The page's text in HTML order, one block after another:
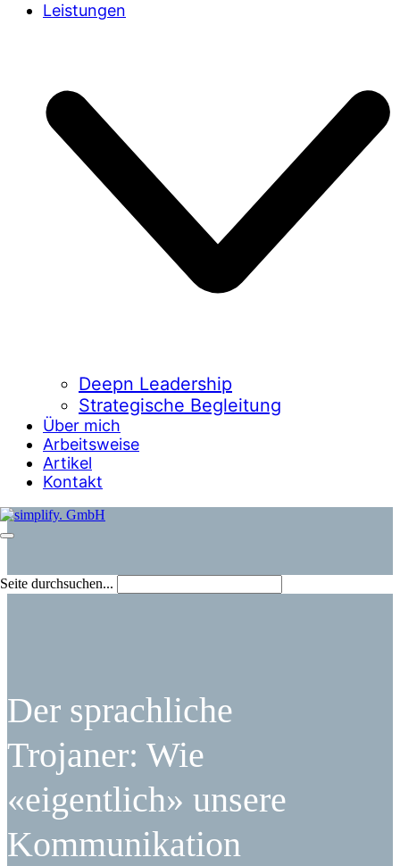
Leistungen
Deepn Leadership
Strategische Begleitung
Über mich
Arbeitsweise
Artikel
Kontakt
Seite durchsuchen...
Der sprachliche
Trojaner: Wie
«eigentlich» unsere
Kommunikation